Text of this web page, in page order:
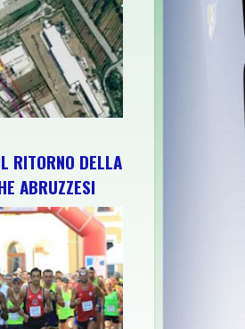
RIPRESENTATO PER LA
RITORNO DELLA
ABRUZZESI